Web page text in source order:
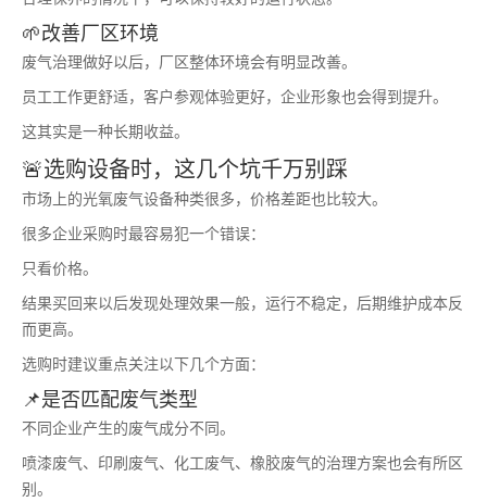
🌱改善厂区环境
废气治理做好以后，厂区整体环境会有明显改善。
员工工作更舒适，客户参观体验更好，企业形象也会得到提升。
这其实是一种长期收益。
🚨选购设备时，这几个坑千万别踩
市场上的光氧废气设备种类很多，价格差距也比较大。
很多企业采购时最容易犯一个错误：
只看价格。
结果买回来以后发现处理效果一般，运行不稳定，后期维护成本反
而更高。
选购时建议重点关注以下几个方面：
📌是否匹配废气类型
不同企业产生的废气成分不同。
喷漆废气、印刷废气、化工废气、橡胶废气的治理方案也会有所区
别。